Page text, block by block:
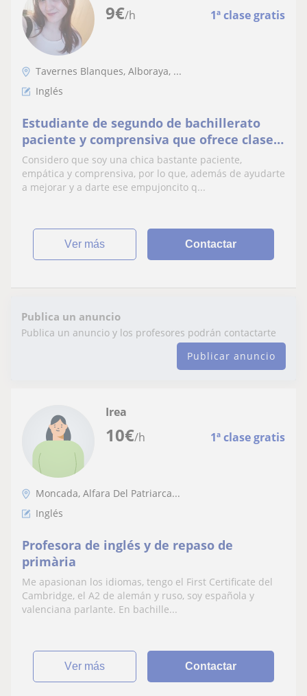
9€/h 1ª clase gratis
Tavernes Blanques, Alboraya, ...
Inglés
Estudiante de segundo de bachillerato
paciente y comprensiva que ofrece clases
de asignaturas humanísticas y economía
Considero que soy una chica bastante paciente,
empática y comprensiva, por lo que, además de ayudarte
a mejorar y a darte ese empujoncito q...
ver más Contactar
Publica un anuncio
Publica un anuncio y los profesores podrán contactarte
Publicar anuncio
10€/h 1ª clase gratis
Irea
Moncada, Alfara Del Patriarca...
Inglés
Profesora de inglés y de repaso de
primària
Me apasionan los idiomas, tengo el First Certificate del
Cambridge, el A2 de alemán y ruso, soy española y
valenciana parlante. En bachille...
ver más Contactar